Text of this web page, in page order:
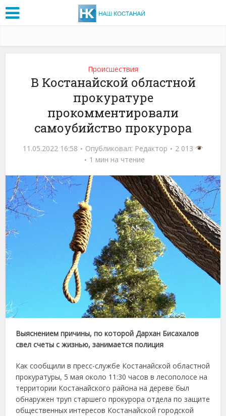
Проиcшествия
В Костанайской областной
прокуратуре
прокомментировали
самоубийство прокурора
11.05.2022 16:58 Опубликовал: Редактор
2 013
1 мин на чтение
Выяснением причины, по которой Дархан Бисахалов
свел счеты с жизнью, занимается полиция
Как сообщили в пресс-службе Костанайской областной
прокуратуры, 5 мая около 11:30 часов в лесополосе на
территории Костанайского района на дереве был
обнаружен труп старшего прокурора отдела по защите
общественных интересов Костанайской городской